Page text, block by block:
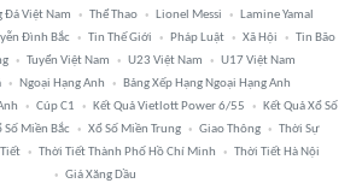
Đá Việt Nam Thể Thao Lionel Messi
Lamine Yamal
Đình Bắc Tin Thế Giới Pháp Luật Xã Hội
Tin Bão
Tuyển Việt Nam U23 Việt Nam
U17 Việt Nam
Ngoại Hạng Anh
Bảng Xếp Hạng Ngoại Hạng Anh
Cúp C1 Kết Quả Vietlott Power 6/55
Kết Quả Xổ Số
Số Miền Bắc Xổ Số Miền Trung Giao Thông
Thời Sự
Thời Tiết Thành Phố Hồ Chí Minh
Thời Tiết Hà Nội
Giá Xăng Dầu